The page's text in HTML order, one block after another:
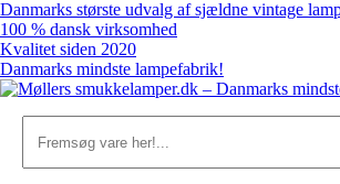
Skip
to
content
Danmarks største udvalg af sjældne vintage
100 % dansk virksomhed
Kvalitet siden 2020
Danmarks mindste lampefabrik!